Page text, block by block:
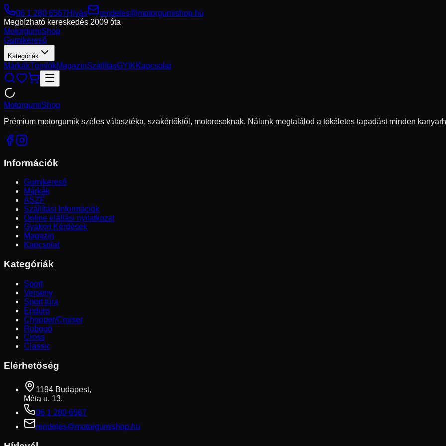
06 1 280 6567Hívás
rendeles@motorgumishop.hu
Megbízható kereskedés 2009 óta
MotorgumiShop
Gumikereső
Kategóriák
MárkákTömlőkMagazinSzállításGYIKKapcsolat
MotorgumiShop
Prémium motorgumik széles választéka, szakértőktől, motorosoknak. Nálunk megtalálod a tökéletes tapadást minden
Információk
Gumikereső
Márkák
ÁSZF
Szállítási Információk
Online elállási nyilatkozat
Gyakori Kérdések
Magazin
Kapcsolat
Kategóriák
Sport
Verseny
Sport túra
Enduro
Chopper/Cruiser
Robogó
Cross
Classic
Elérhetőség
1194 Budapest,
Méta u. 13.
06 1 280 6567
rendeles@motorgumishop.hu